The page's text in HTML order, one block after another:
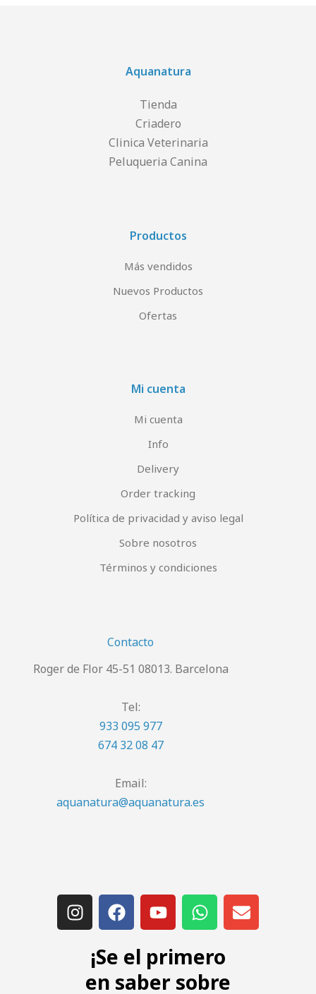
Aquanatura
Tienda
Criadero
Clinica Veterinaria
Peluqueria Canina
Productos
Más vendidos
Nuevos Productos
Ofertas
Mi cuenta
Mi cuenta
Info
Delivery
Order tracking
Política de privacidad y aviso legal
Sobre nosotros
Términos y condiciones
Contacto
Roger de Flor 45-51 08013. Barcelona
Tel:
933 095 977
674 32 08 47
Email:
aquanatura@aquanatura.es
¡Se el primero
en saber sobre